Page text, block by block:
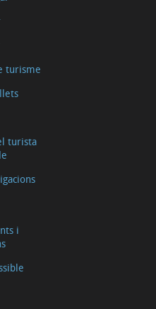
turisme
turista
i